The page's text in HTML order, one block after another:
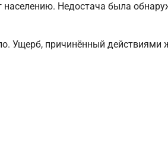
населению. Недостача была
Ущерб, причинённый